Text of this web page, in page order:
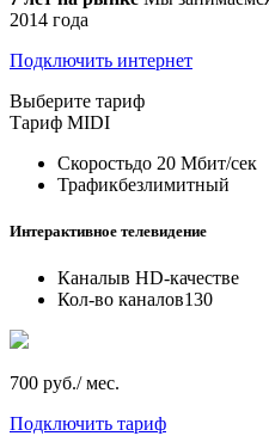
2014 года
Подключить интернет
Выберите тариф
Тариф MIDI
Скоростьдо 20 Мбит/сек
Трафикбезлимитный
Интерактивное телевидение
Каналыв HD-качестве
Кол-во каналов130
700 руб./ мес.
Подключить тариф